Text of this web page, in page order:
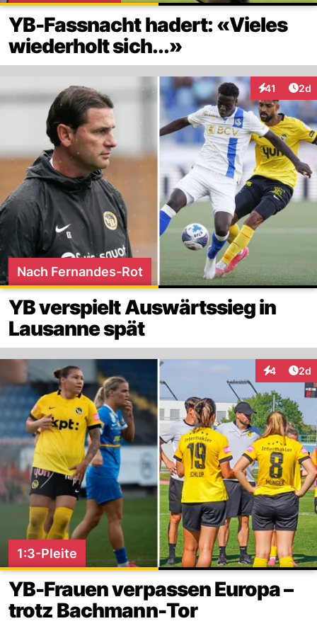
YB-Fassnacht hadert: «Vieles
wiederholt sich...»
41
Interaktionen
2d
Nach Fernandes-Rot
YB verspielt Auswärtssieg in
Lausanne spät
4 2d
1:3-Pleite
YB-Frauen verpassen Europa –
trotz Bachmann-Tor